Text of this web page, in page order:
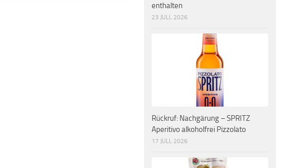
enthalten
23 JULI, 2026
Rückruf: Nachgärung – SPRITZ
Aperitivo alkoholfrei Pizzolato
17 JULI, 2026